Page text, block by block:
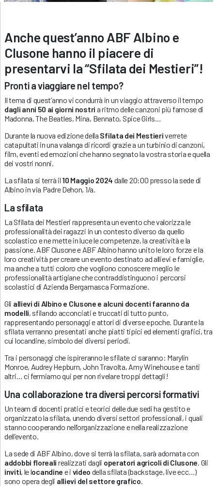
Anche quest’anno ABF Albino e
Clusone hanno il piacere di
presentarvi la “Sfilata dei Mestieri”!
Pronti a viaggiare nel tempo?
Il tema di quest’anno vi condurrà in un viaggio attraverso il tempo
dagli anni 50 ai giorni nostri a ritmo delle canzoni più famose di
Madonna, The Beatles, Mina, Bennato, Spice Girls…
Durante la nuova edizione della Sfilata dei Mestieriverrete
catapultati in una valanga di ricordi grazie a un turbinio di canzoni,
film, eventi ed emozioni che hanno segnato la vostra storia e quella
dei vostri nonni.
La sfilata si terrà il 10 Maggio 2024 dalle 20:00 presso la sede di
Albino in via Padre Dehon, 1/a.
La sfilata
La Sfilata dei Mestieri rappresenta un evento che valorizza le
professionalità dei ragazzi in un contesto diverso da quello
scolastico e ne mette in luce le competenze, la creatività e la
passione. ABF Clusone e ABF Albino hanno unito le loro forze e la
loro creatività per creare un evento destinato ad allievi e famiglie,
ma anche a tutti coloro che vogliono conoscere meglio le
professionalità artigiane che contraddistinguono i percorsi
scolastici di Azienda Bergamasca Formazione.
Gli allievi di Albino e Clusone e alcuni docenti faranno da
modelli, sfilando acconciati e truccati di tutto punto,
rappresentando personaggi e attori di diverse epoche. Durante la
sfilata verranno presentati anche piatti tipici ed elementi grafici, tra
cui locandine, simbolo dei diversi periodi.
Tra i personaggi che ispireranno le sfilate ci saranno: Marylin
Monroe, Audrey Hepburn, John Travolta, Amy Winehouse e tanti
altri… ci fermiamo qui per non rivelare troppi dettagli!
Una collaborazione tra diversi percorsi formativi
Un team di docenti pratici e teorici delle due sedi ha gestito e
organizzato la sfilata, unendo diversi settori professionali, i quali
stanno cooperando nell’organizzazione e nella realizzazione
dell’evento.
La sede di ABF Albino, dove si terrà la sfilata, sarà adornata con
addobbi floreali realizzati dagli operatori agricoli di Clusone . Gli
inviti, le locandine e i video della sfilata (backstage, live ecc…)
sono opera degli allievi del settore grafico